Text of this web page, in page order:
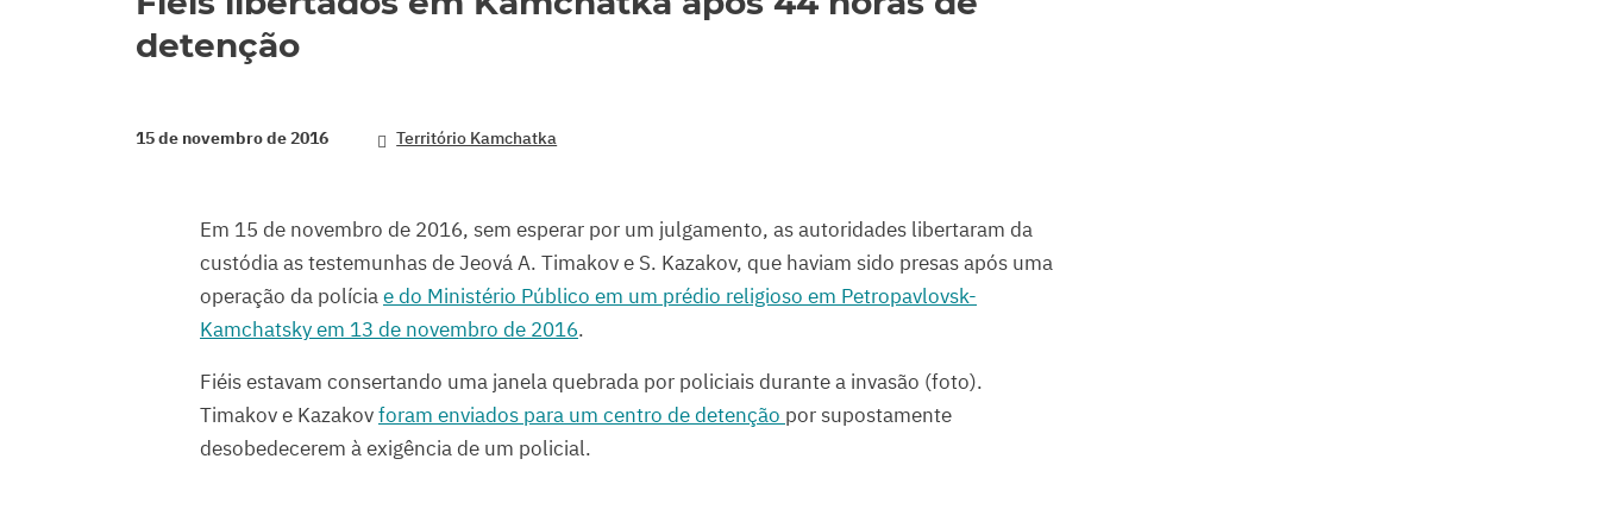
detenção
15 de novembro de 2016 Território Kamchatka
Em 15 de novembro de 2016, sem esperar por um julgamento, as autoridades libertaram da
custódia as testemunhas de Jeová A. Timakov e S. Kazakov, que haviam sido presas após uma
operação da políciae do Ministério Público em um prédio religioso em Petropavlovsk-
Kamchatsky em 13 de novembro de 2016.
Fiéis estavam consertando uma janela quebrada por policiais durante a invasão (foto).
Timakov e Kazakovforam enviados para um centro de detenção por supostamente
desobedecerem à exigência de um policial.